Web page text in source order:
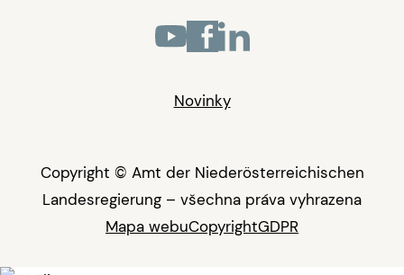
Novinky
Copyright © Amt der Niederösterreichischen
Landesregierung – všechna práva vyhrazena
Mapa webuCopyrightGDPR